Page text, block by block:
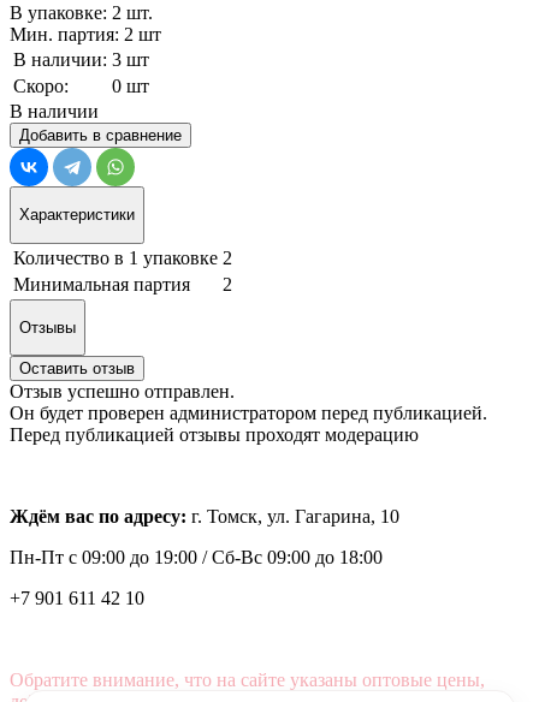
В упаковке: 2 шт.
Мин. партия: 2 шт
В наличии: 3 шт
Скоро:
0 шт
В наличии
Добавить в сравнение
Характеристики
Количество в 1 упаковке 2
Минимальная партия
2
Отзывы
Оставить отзыв
Отзыв успешно отправлен.
Он будет проверен администратором перед публикацией.
Перед публикацией отзывы проходят модерацию
Ждём вас по адресу: г. Томск, ул. Гагарина, 10
Пн-Пт с 09:00 до 19:00 /Сб-Вс 09:00 до 18:00
+7 901 611 42 10
Обратите внимание, что на сайте указаны оптовые цены,